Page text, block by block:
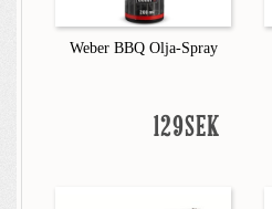
Weber BBQ Olja-Spray
129SEK